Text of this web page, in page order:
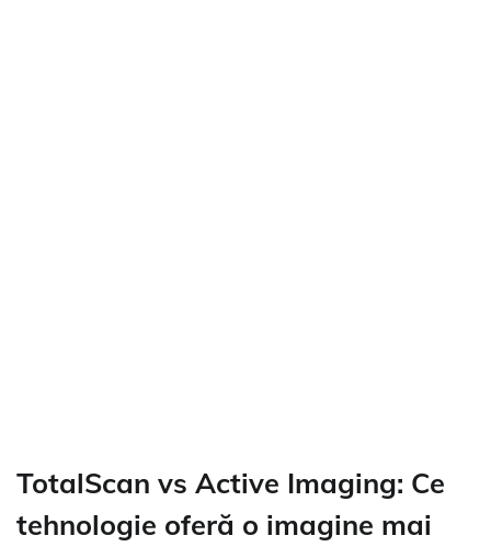
TotalScan vs Active Imaging: Ce
tehnologie oferă o imagine mai